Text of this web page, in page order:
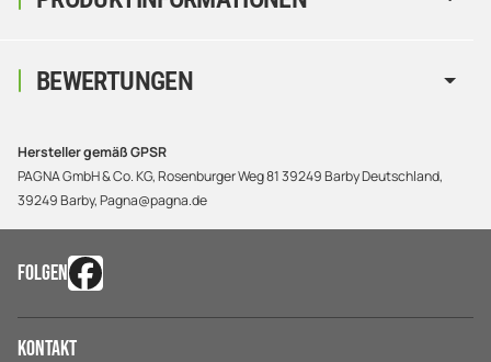
BEWERTUNGEN
Hersteller gemäß GPSR
PAGNA GmbH & Co. KG, Rosenburger Weg 81 39249 Barby Deutschland,
39249 Barby, Pagna@pagna.de
FOLGEN
Kontakt